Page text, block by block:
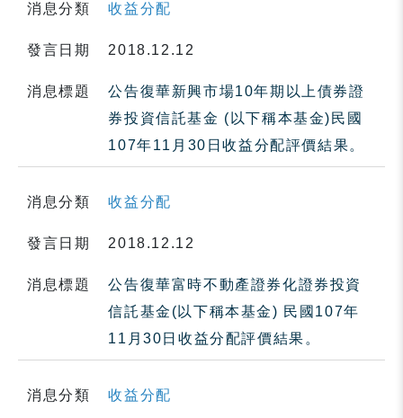
消息分類 收益分配
發言日期 2018.12.12
消息標題
公告復華新興市場10年期以上債券證
券投資信託基金 (以下稱本基金)民國
107年11月30日收益分配評價結果。
消息分類 收益分配
發言日期 2018.12.12
消息標題
公告復華富時不動產證券化證券投資
信託基金(以下稱本基金) 民國107年
11月30日收益分配評價結果。
消息分類 收益分配